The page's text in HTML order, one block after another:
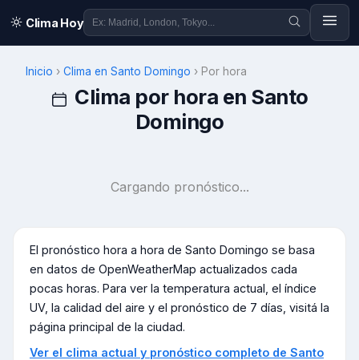
Clima Hoy
Inicio › Clima en Santo Domingo › Por hora
Clima por hora en Santo
Domingo
Cargando pronóstico...
El pronóstico hora a hora de Santo Domingo se basa
en datos de OpenWeatherMap actualizados cada
pocas horas. Para ver la temperatura actual, el índice
UV, la calidad del aire y el pronóstico de 7 días, visitá la
página principal de la ciudad.
Ver el clima actual y pronóstico completo de Santo